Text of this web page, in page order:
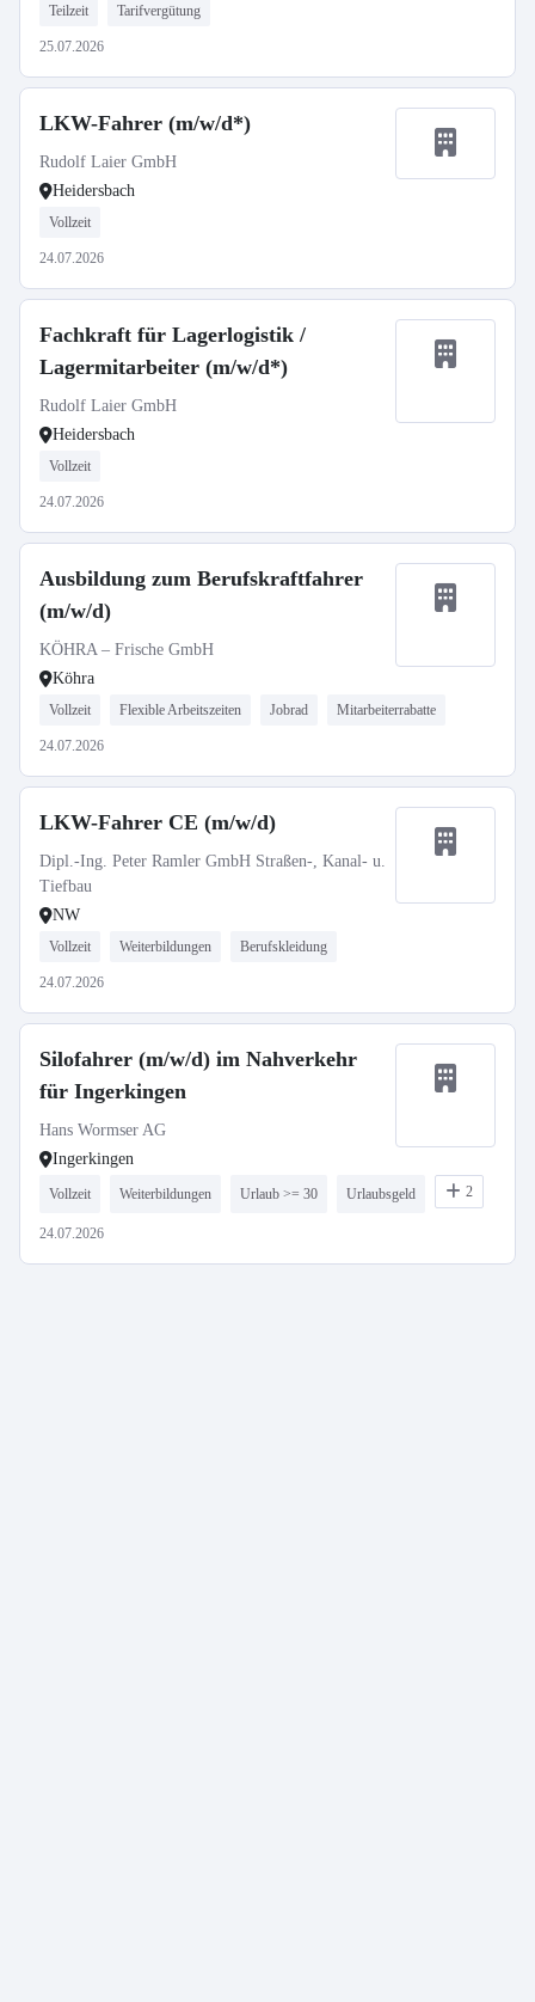
Teilzeit Tarifvergütung
25.07.2026
LKW-Fahrer (m/w/d*)
Rudolf Laier GmbH
Heidersbach
Vollzeit
24.07.2026
Fachkraft für Lagerlogistik /
Lagermitarbeiter (m/w/d*)
Rudolf Laier GmbH
Heidersbach
Vollzeit
24.07.2026
Ausbildung zum Berufskraftfahrer
(m/w/d)
KÖHRA – Frische GmbH
Köhra
Vollzeit Flexible Arbeitszeiten Jobrad Mitarbeiterrabatte
24.07.2026
LKW-Fahrer CE (m/w/d)
Dipl.-Ing. Peter Ramler GmbH Straßen-, Kanal- u.
Tiefbau
NW
Vollzeit Weiterbildungen Berufskleidung
24.07.2026
Silofahrer (m/w/d) im Nahverkehr
für Ingerkingen
Hans Wormser AG
Ingerkingen
Vollzeit Weiterbildungen Urlaub >= 30 Urlaubsgeld 2
24.07.2026